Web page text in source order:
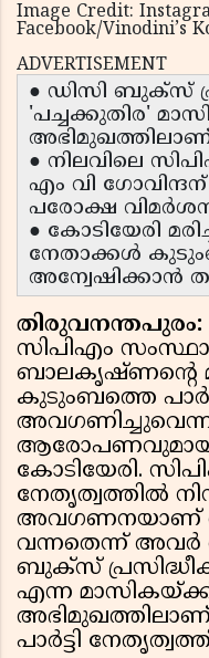
Image Credit:
Facebook/Vinodini’s
ADVERTISEMENT
● ഡിസി ബുക്സ്
'പച്ചക്കുതിര'
അഭിമുഖത്തിലാണ്
● നിലവിലെ
എം വി
പരോക്ഷ
● കോടിയേരി
നേതാക്കൾ
അന്വേഷിക്കാൻ
തിരുവനന്തപുരം:
സിപിഎം
ബാലകൃഷ്ണന്റെ
കുടുംബത്തെ
ആരോപണവുമായി
കോടിയേരി.
നേതൃത്വത്തിൽ
അവഗണനയാണ്
വന്നതെന്ന് അവർ
ബുക്സ്
എന്ന
അഭിമുഖത്തിലാണ്
പാർട്ടി